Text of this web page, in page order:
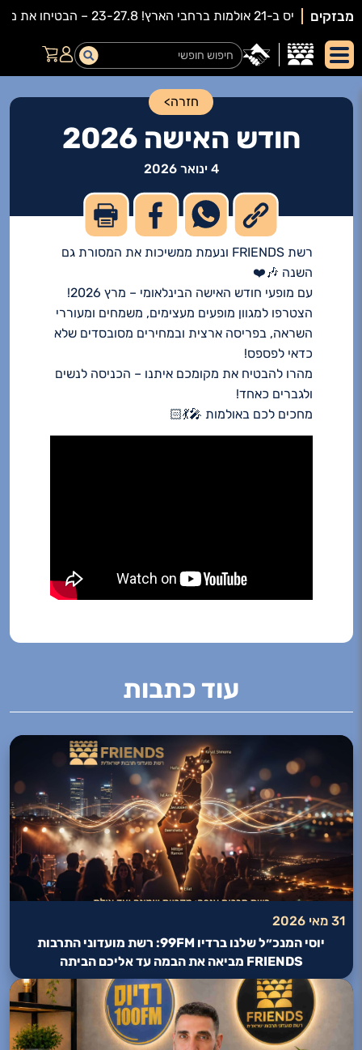
מבזקים
חזרה>
חודש האישה 2026
4 ינואר 2026
רשת FRIENDS ונעמת ממשיכות את המסורת גם
השנה 🎶❤️
עם מופעי חודש האישה הבינלאומי – מרץ 2026!
הצטרפו למגוון מופעים מעצימים, משמחים ומעוררי
השראה, בפריסה ארצית ובמחירים מסובסדים שלא
כדאי לפספס!
מהרו להבטיח את מקומכם איתנו – הכניסה לנשים
ולגברים כאחד!
מחכים לכם באולמות 🎤💃🏻
עוד כתבות
31 מאי 2026
יוסי המנכ״ל שלנו ברדיו 99FM: רשת מועדוני התרבות
FRIENDS מביאה את הבמה עד אליכם הביתה